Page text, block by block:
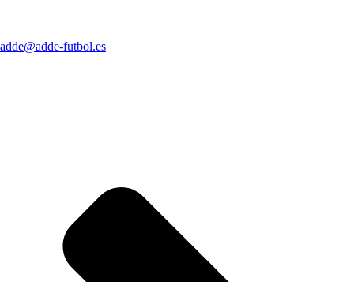
adde@adde-futbol.es